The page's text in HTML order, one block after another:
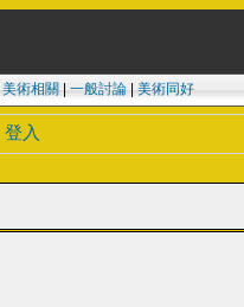
美術相關 一般討論| 美術同好
登入